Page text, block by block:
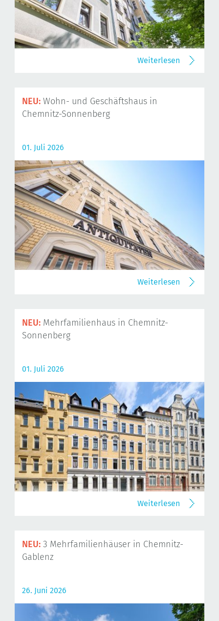
Weiterlesen
NEU: Wohn- und Geschäftshaus in
Chemnitz-Sonnenberg
01. Juli 2026
Weiterlesen
NEU: Mehrfamilienhaus in Chemnitz-
Sonnenberg
01. Juli 2026
Weiterlesen
NEU: 3 Mehrfamilienhäuser in Chemnitz-
Gablenz
26. Juni 2026